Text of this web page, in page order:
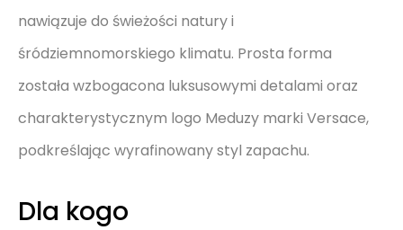
nawiązuje do świeżości natury i
śródziemnomorskiego klimatu. Prosta forma
została wzbogacona luksusowymi detalami oraz
charakterystycznym logo Meduzy marki Versace,
podkreślając wyrafinowany styl zapachu.
Dla kogo